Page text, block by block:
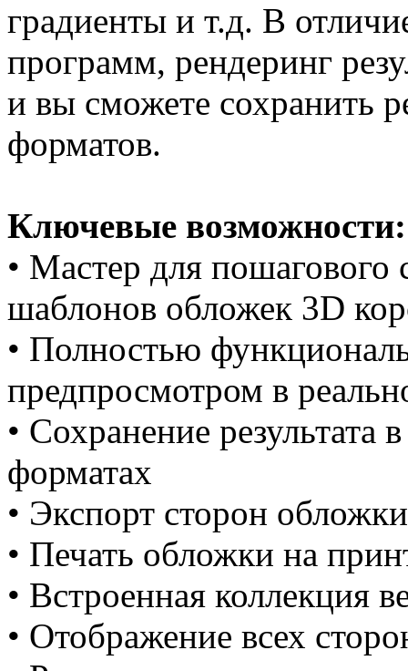
градиенты и т.д. В
программ, рендеринг
и вы сможете сохранить
форматов.
Ключевые возможности:
• Мастер для пошагового
шаблонов обложек 3D
• Полностью
предпросмотром в
• Сохранение результата
форматах
• Экспорт сторон
• Печать обложки на
• Встроенная коллекция
• Отображение всех